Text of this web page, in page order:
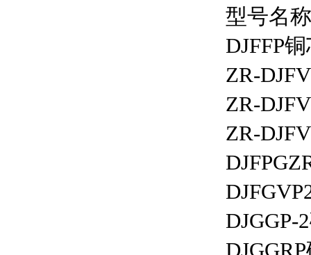
型号名
DJFFP
ZR-
ZR-
ZR-